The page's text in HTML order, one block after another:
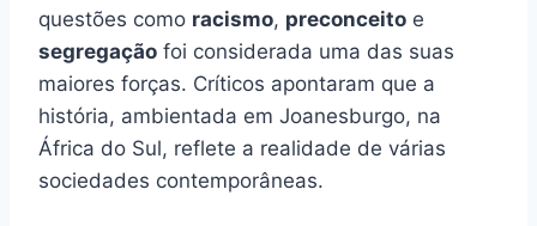
questões como racismo, preconceito e
segregação foi considerada uma das suas
maiores forças. Críticos apontaram que a
história, ambientada em Joanesburgo, na
África do Sul, reflete a realidade de várias
sociedades contemporâneas.